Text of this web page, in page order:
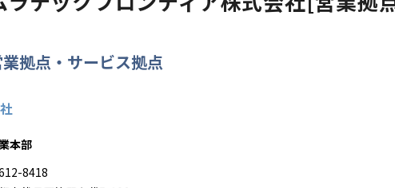
拠点・サービス拠点
本部
8418